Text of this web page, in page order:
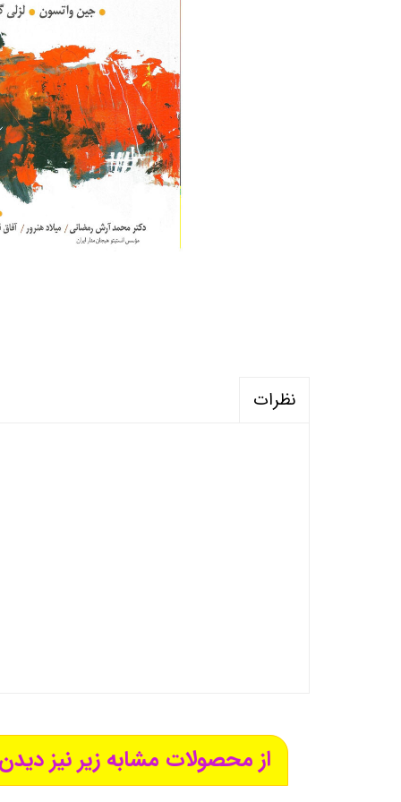
منابع آزمون استخدامی آموزگار ابتدایی
نظرات
از محصولات مشابه زیر نیز